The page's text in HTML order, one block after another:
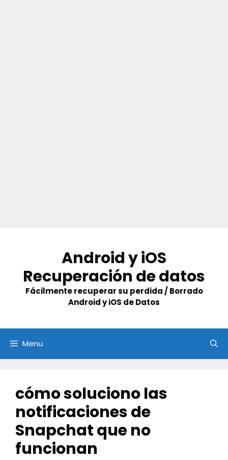
content
Android y iOS
Recuperación de datos
Fácilmente recuperar su perdida / Borrado
Android y iOS de Datos
Menu
cómo soluciono las
notificaciones de
Snapchat que no
funcionan